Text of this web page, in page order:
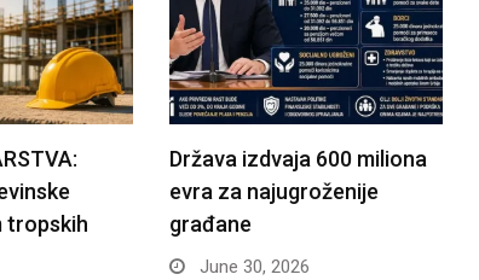
tropskih
Država izdvaja 600 miliona
evra za najugroženije
građane
June 30, 2026